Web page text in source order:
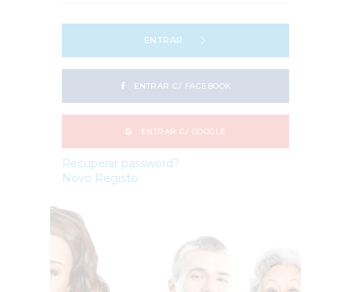
ENTRAR
ENTRAR C/ FACEBOOK
ENTRAR C/ GOOGLE
Recuperar password?
Novo Registo